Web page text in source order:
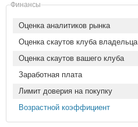
Финансы
Оценка аналитиков рынка
Оценка скаутов клуба владельца
Оценка скаутов вашего клуба
Заработная плата
Лимит доверия на покупку
Возрастной коэффициент